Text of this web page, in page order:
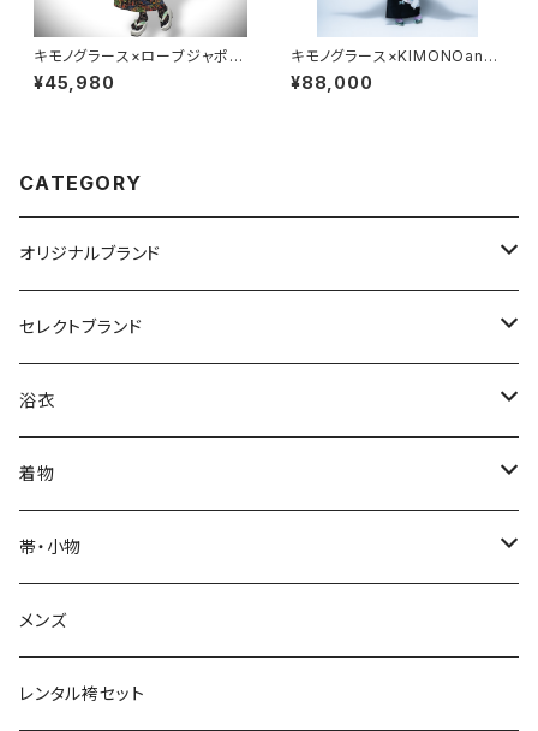
キモノグラース×ローブジャポニ
カコラボ浴衣 イグアナ ブラッ
ク レディース 麻100％
¥45,980
キモノグラース×KIMONOann
e.×宇野亞喜良 コラボ着物 KI
MONOanne.vol7掲載 Ribbo
¥88,000
CATEGORY
オリジナルブランド
カジュアル着物
単衣
袷
浴衣
レディース
メンズ
帯
名古屋帯
半巾帯
羽織・コート
羽織
コート
草履・下駄
草履
小物
セレクトブランド
IKS COLLECTION
JUNKO KOSHINO
撫松庵
モダンアンテナ
ROBE JAPONICA
浴衣
レディース浴衣
メンズ浴衣
球団承認カープ浴衣
サンフレッチェ広島浴衣
着物
着物
単衣
袷
羽織・コート
羽織
帯・小物
帯
名古屋帯
小物
メンズ
レンタル袴セット